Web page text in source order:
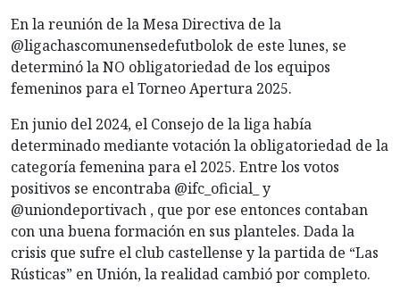
En la reunión de la Mesa Directiva de la
@ligachascomunensedefutbolok de este lunes, se
determinó la NO obligatoriedad de los equipos
femeninos para el Torneo Apertura 2025.
En junio del 2024, el Consejo de la liga había
determinado mediante votación la obligatoriedad de la
categoría femenina para el 2025. Entre los votos
positivos se encontraba @ifc_oficial_ y
@uniondeportivach , que por ese entonces contaban
con una buena formación en sus planteles. Dada la
crisis que sufre el club castellense y la partida de “Las
Rústicas” en Unión, la realidad cambió por completo.